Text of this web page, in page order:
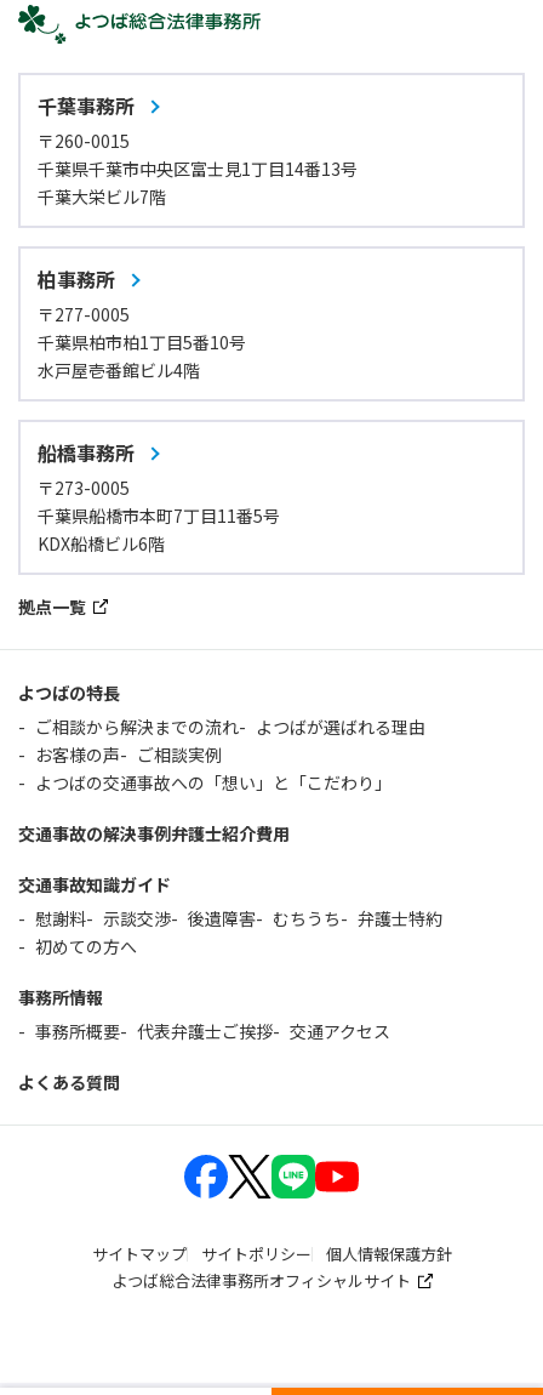
千葉事務所
〒260-0015
千葉県千葉市中央区富士見1丁目14番13号
千葉大栄ビル7階
柏事務所
〒277-0005
千葉県柏市柏1丁目5番10号
水戸屋壱番館ビル4階
船橋事務所
〒273-0005
千葉県船橋市本町7丁目11番5号
KDX船橋ビル6階
拠点一覧
よつばの特長
ご相談から解決までの流れ
よつばが選ばれる理由
お客様の声
ご相談実例
よつばの交通事故への「想い」と「こだわり」
交通事故の解決事例弁護士紹介費用
交通事故知識ガイド
慰謝料
示談交渉 後遺障害 むちうち
弁護士特約
初めての方へ
事務所情報
事務所概要
代表弁護士ご挨拶 交通アクセス
よくある質問
サイトマップ サイトポリシー
個人情報保護方針
よつば総合法律事務所オフィシャルサイト